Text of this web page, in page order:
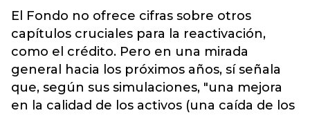
El Fondo no ofrece cifras sobre otros
capítulos cruciales para la reactivación,
como el crédito. Pero en una mirada
general hacia los próximos años, sí señala
que, según sus simulaciones, "una mejora
en la calidad de los activos (una caída de los